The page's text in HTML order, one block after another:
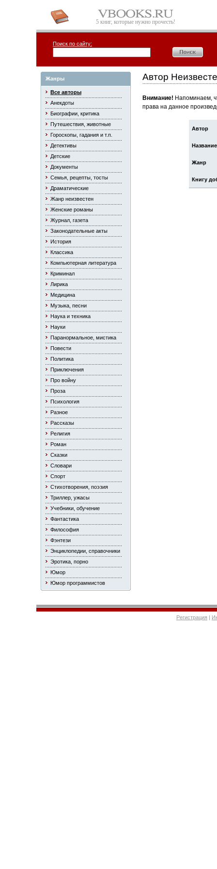
5 книг, которые нужно прочесть!
Поиск по сайту:
Жанры
Все авторы
Анекдоты
Биографии, критика
Путешествия, животные
Гороскопы, гадания и т.п.
Детективы
Детские
Документы
Семья, рецепты, тосты
Драматические
Жанр неизвестен
Женские романы
Журнал, газета
Законодательные акты
История
Классика
Компьютерная литература
Криминал
Лирика
Медицина
Музыка, песни
Наука и техника
Науки
Паранормальное, мистика
Повести
Политика
Приключения
Про войну
Проза
Психология
Разное
Рассказы
Религия
Роман
Сказки
Словари
Спорт
Стихотворения, поэзия
Триллер, ужасы
Учебники, обучение
Фантастика
Философия
Фэнтези
Энциклопедии, справочники
Эротика, порно
Юмор
Юмор программистов
Автор
Внимание! Напоминаем,
права на данное
Автор
Название
Жанр
Книгу
Регистрация |